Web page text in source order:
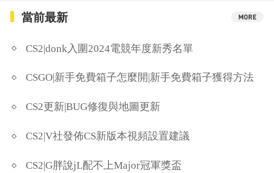
當前最新
CS2|donk入圍2024電競年度新秀名單
CSGO|新手免費箱子怎麼開|新手免費箱子獲得方法
CS2更新|BUG修復與地圖更新
CS2|V社發佈CS新版本視頻設置建議
CS2|G胖說jL配不上Major冠軍獎盃